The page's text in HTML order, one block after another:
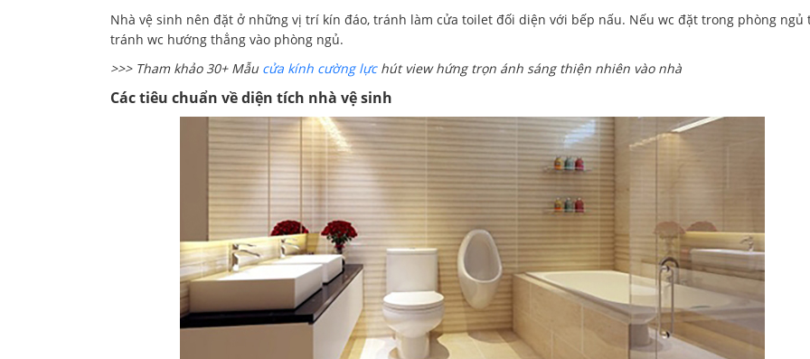
Nhà vệ sinh nên đặt ở những vị trí kín đáo, tránh làm cửa toilet đối diện với bếp nấu. Nếu wc đặt trong phòng ngủ
tránh wc hướng thẳng vào phòng ngủ.
>>> Tham khảo 30+ Mẫu cửa kính cường lựchút view hứng trọn ánh sáng thiện nhiên vào nhà
Các tiêu chuẩn về diện tích nhà vệ sinh